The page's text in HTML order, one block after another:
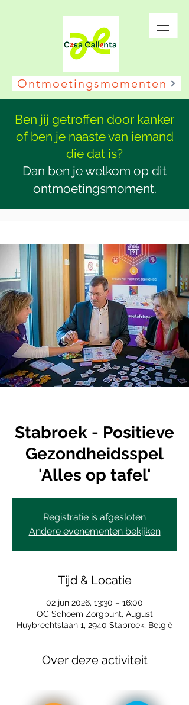
Ontmoetingsmomenten
Ben jij getroffen door kanker
of ben je naaste van iemand
die dat is?
Dan ben je welkom op dit
ontmoetingsmoment.
Stabroek - Positieve
Gezondheidsspel
'Alles op tafel'
Registratie is afgesloten
Andere evenementen bekijken
Tijd & Locatie
02 jun 2026, 13:30 – 16:00
OC Schoem Zorgpunt, August
Huybrechtslaan 1, 2940 Stabroek, België
Over deze activiteit